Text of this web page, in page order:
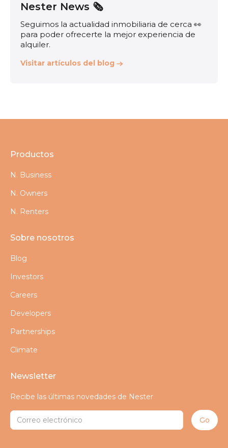
Nester News 🗞️
Seguimos la actualidad inmobiliaria de cerca 👀
para poder ofrecerte la mejor experiencia de
alquiler.
Visitar artículos del blog
Productos
N. Business
N. Owners
N. Renters
Sobre nosotros
Blog
Investors
Careers
Developers
Partnerships
Climate
Newsletter
Recibe las últimas novedades de Nester